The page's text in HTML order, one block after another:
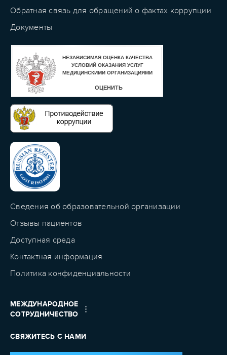
Обратная связь для обращений о фактах коррупции
Документы
Сведения об образовательной организации
Отзывы пациентов
Доступная среда
Контактная информация
Политика конфиденциальности
МЕЖДУНАРОДНОЕ
СОТРУДНИЧЕСТВО
СВЯЖИТЕСЬ С НАМИ